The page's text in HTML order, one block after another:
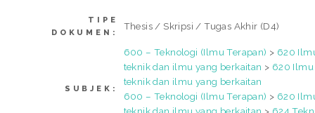
TIPE
DOKUMEN:
Thesis / Skripsi / Tugas Akhir (D4)
SUBJEK:
600 – Teknologi (Ilmu Terapan) > 620
teknik dan ilmu yang berkaitan > 620 Ilmu
teknik dan ilmu yang berkaitan
600 – Teknologi (Ilmu Terapan) > 620